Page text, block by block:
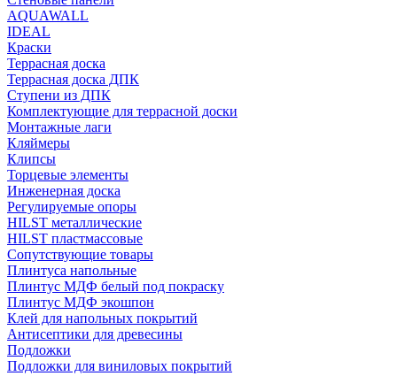
AQUAWALL
IDEAL
Краски
Террасная доска
Террасная доска ДПК
Ступени из ДПК
Комплектующие для террасной доски
Монтажные лаги
Кляймеры
Клипсы
Торцевые элементы
Инженерная доска
Регулируемые опоры
HILST металлические
HILST пластмассовые
Сопутствующие товары
Плинтуса напольные
Плинтус МДФ белый под покраску
Плинтус МДФ экошпон
Клей для напольных покрытий
Антисептики для древесины
Подложки
Подложки для виниловых покрытий